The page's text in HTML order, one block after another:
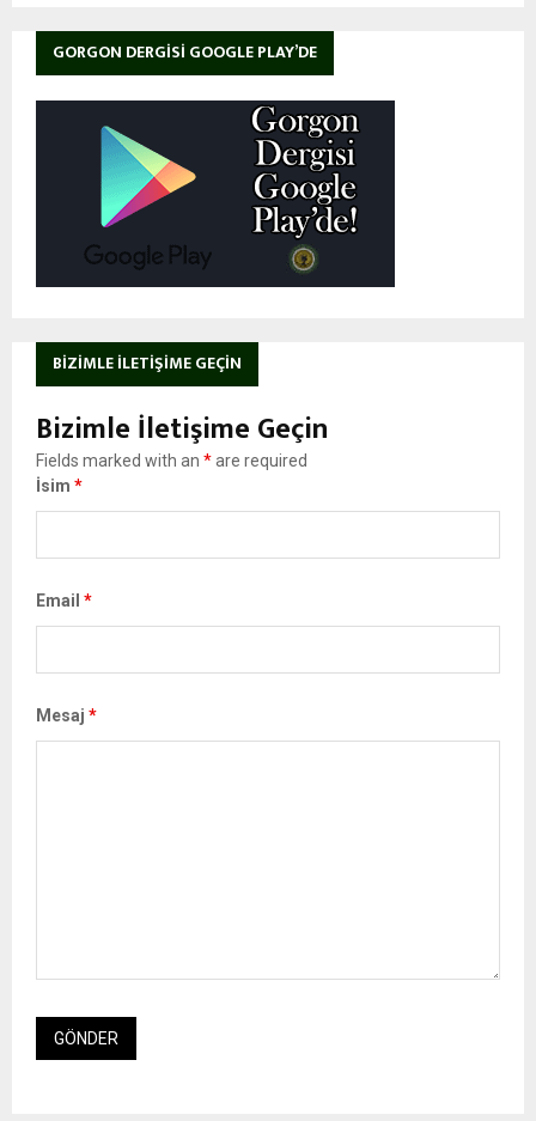
GORGON DERGISI GOOGLE PLAY’DE
BIZIMLE İLETIŞIME GEÇIN
Bizimle İletişime Geçin
Fields marked with an *are required
İsim *
Email *
Mesaj *